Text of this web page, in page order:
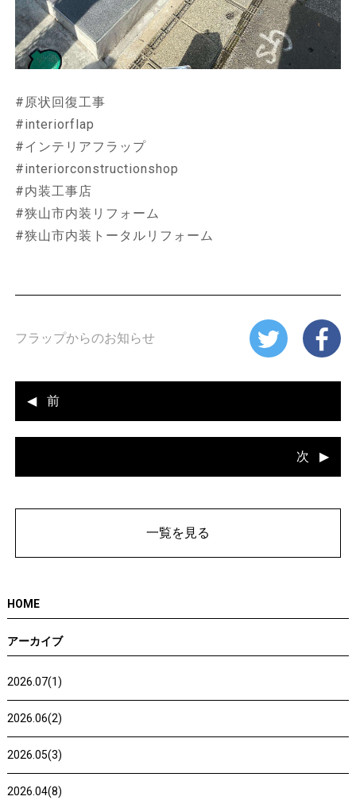
#原状回復工事
#interiorflap
#インテリアフラップ
#interiorconstructionshop
#内装工事店
#狭山市内装リフォーム
#狭山市内装トータルリフォーム
フラップからのお知らせ
前
次
一覧を見る
HOME
アーカイブ
2026.07(1)
2026.06(2)
2026.05(3)
2026.04(8)